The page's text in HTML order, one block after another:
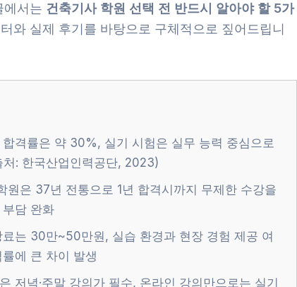
에서는 건축기사 학원 선택 전 반드시 알아야 할 5가
와 실제 후기를 바탕으로 구체적으로 짚어드립니
격률은 약 30%, 실기 시험은 실무 능력 중심으로
처: 한국산업인력공단, 2023)
원은 37년 전통으로 1년 합격시까지 무제한 수강을
담 완화
료는 30만~50만원, 실습 환경과 현장 경험 제공 여
에 큰 차이 발생
저녁·주말 강의가 필수, 온라인 강의만으로는 실기